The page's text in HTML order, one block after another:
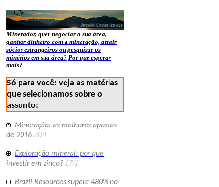
Minerador, quer negociar a sua área,
ganhar dinheiro com a mineração, atrair
sócios estrangeiros ou pesquisar os
minérios em sua área? Por que esperar
mais?
Só para você: veja as matérias
que selecionamos sobre o
assunto:
Mineração: as melhores apostas
de 2016 20/1
Exploração mineral: por que
investir em zinco? 17/1
Brazil Resources supera 480% no